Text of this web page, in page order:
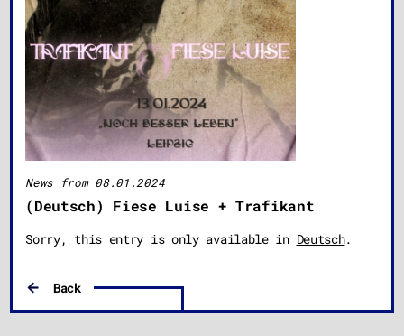
News from 08.01.2024
(Deutsch) Fiese Luise + Trafikant
Sorry, this entry is only available in Deutsch.
Back